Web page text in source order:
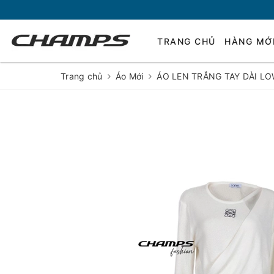
TRANG CHỦ HÀNG
Trang chủ Áo Mới ÁO LEN TRẮNG TAY DÀI